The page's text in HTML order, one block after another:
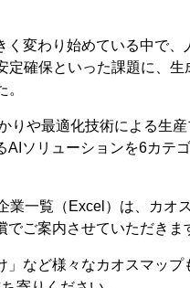
変わり始めている中で、
確保といった課題に、生
りや最適化技術による生
ソリューションを6カテ
業一覧（Excel）は、カオ
ご案内させていただきま
など様々なカオスマップ